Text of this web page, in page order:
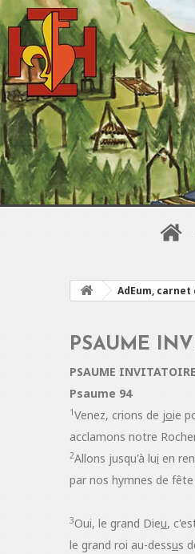
AdEum,
PSAUME
PSAUME
Psaume 94
1Venez, crions de joie
acclamons notre
2Allons jusqu'à lui en
par nos hymnes de
3Oui, le grand Dieu,
le grand roi au-dessus